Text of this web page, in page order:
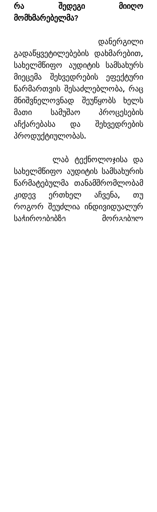
რა შედეგი მიიღო
მომხმარებელმა?
გადაწყვეტილებების დახმარებით,
სახელმწიფო აუდიტის სამსახურს
მიეცემა შეხვედრების ეფექტური
წარმართვის შესაძლებლობა, რაც
მნიშვნელოვნად შეუწყობს ხელს
მათი სამუშაო პროცესების
აჩქარებასა და შეხვედრების
პროდუქტიულობას.
       ლაბ ტექნოლოჯისა და
სახელმწიფო აუდიტის სამსახურის
წარმატებულმა თანამშრომლობამ
კიდევ ერთხელ აჩვენა, თუ
როგორ შეუძლია ინდივიდუალურ
საჭიროებებზე მორგებულ